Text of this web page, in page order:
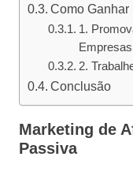
Como Ganhar
1.
Empresas
2.
Conclusão
Marketing de
Passiva